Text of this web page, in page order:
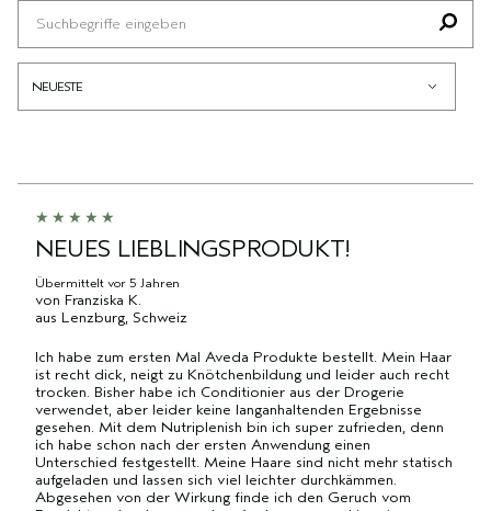
HÄNDLER-
ID,
MARKE,
BEWERTUNG
DER
AUFGESCHLÜSSELT
NACH
HÄNDLER-
ID,
KATEGORIE,
UND
ANZAHL
DER
BEWERTUNGEN
HÄUFIGSTEN
BEWERTETEN
PRODUKTE,
PRODUKTNAME,
KATEGORIE,
DURCHSCHNITTLICHER
BEWERTUNG
ANZAHL
DER
BEWERTUNGEN
AM
PRODUKTNAME,
KATEGORIE,
DURCHSCHNITTLICHER
UND
ANZAHL
DER
BEWERTUNGEN
NEUES LIEBLINGSPRODUKT!
Übermittelt vor 5 Jahren
von Franziska K.
aus Lenzburg, Schweiz
Ich habe zum ersten Mal Aveda Produkte bestellt. Mein Haar
ist recht dick, neigt zu Knötchenbildung und leider auch recht
trocken. Bisher habe ich Conditionier aus der Drogerie
verwendet, aber leider keine langanhaltenden Ergebnisse
gesehen. Mit dem Nutriplenish bin ich super zufrieden, denn
ich habe schon nach der ersten Anwendung einen
Unterschied festgestellt. Meine Haare sind nicht mehr statisch
aufgeladen und lassen sich viel leichter durchkämmen.
Abgesehen von der Wirkung finde ich den Geruch vom